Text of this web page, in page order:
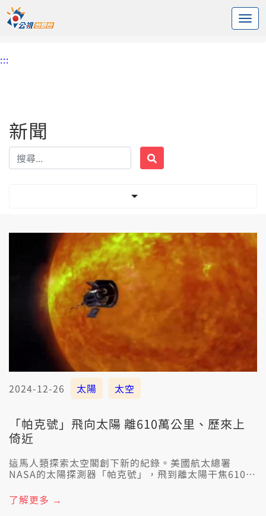
中央內容區塊
頭頁
:::
新聞
2024-12-26 太陽 太空
「帕克號」飛向太陽 離610萬公里、歷來上
倚近
這馬人類探索太空閣創下新的紀錄。美國航太總署
NASA的太陽探測器「帕克號」，飛到離太陽干焦610萬
改。帕克號必須愛擋攝氏982度的高溫，收集相關數
據，幫助人類愈了解太陽。
了解更多 →